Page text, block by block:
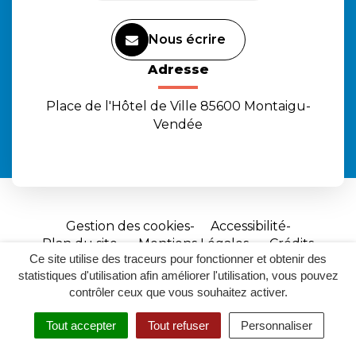
Ce site utilise des traceurs pour fonctionner et obtenir des
statistiques d'utilisation afin améliorer l'utilisation, vous pouvez
contrôler ceux que vous souhaitez activer.
Tout accepter Tout refuser Personnaliser
RECHERCHER
ACCESSIBILITÉ
Nous écrire
Adresse
Place de l'Hôtel de Ville 85600 Montaigu-
Vendée
Gestion des cookies
Accessibilité
Plan du site
Mentions Légales
Crédits
Site
réalisé
par
Inovagora